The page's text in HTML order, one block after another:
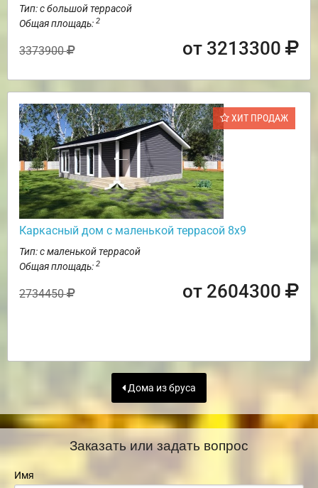
Тип: с большой террасой
Общая площадь: 2
3373900 от 3213300
ХИТ ПРОДАЖ
Каркасный дом с маленькой террасой 8х9
Тип: с маленькой террасой
Общая площадь: 2
2734450 от 2604300
Дома из бруса
Заказать или задать вопрос
Имя